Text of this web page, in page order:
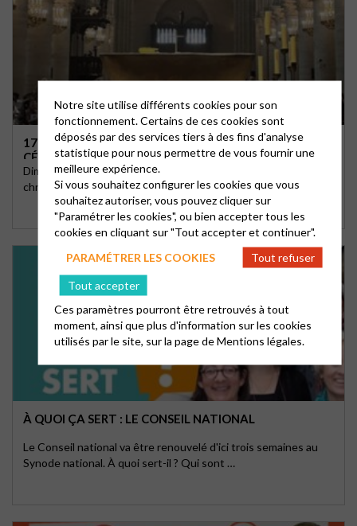
1700 ANS APRÈS NICÉE, LES CHRÉTIENS UNIS
CÉLÈBRENT PÂQUES À NOTRE-DAME
Dimanche 20 avril, jour de Pâques exceptionnel, près de mille
chrétiens ont célébré la résurrection du …
À QUOI ÇA SERT : LE CONSEIL NATIONAL
Le Conseil national va être renouvelé d'ici trois semaines au
Synode national. À quoi sert-il ? Qui sont …
Notre site utilise différents cookies pour son
fonctionnement. Certains de ces cookies sont
déposés par des services tiers à des fins d'analyse
statistique pour nous permettre de vous fournir une
meilleure expérience.
Si vous souhaitez configurer les cookies que vous
souhaitez autoriser, vous pouvez cliquer sur
"Paramétrer les cookies", ou bien accepter tous les
cookies en cliquant sur "Tout accepter et continuer".
PARAMÉTRER LES COOKIES
Tout refuser
Tout accepter
Ces paramètres pourront être retrouvés à tout
moment, ainsi que plus d'information sur les cookies
utilisés par le site, sur la page deMentions légales.